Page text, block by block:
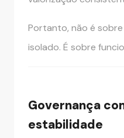
Portanto, não é
isolado. É sobre
Governança
estabilidade